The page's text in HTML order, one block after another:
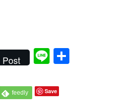
Post Line
feedly Save